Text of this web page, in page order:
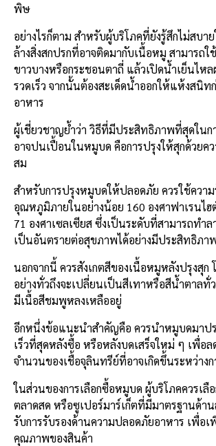
พิษ
อย่างไรก็ตาม สำหรับผู้บริโภคที่ยังรู้สึกไม่สบา
ล้างสิ่งสกปรกที่อาจติดมากับเนื้อหมู สามารถใ
ขาวบางหรือกระชอนตาถี่ แล้วเปิดน้ำเย็นไหล
รวดเร็ว จากนั้นต้องสะเด็ดน้ำออกให้แห้งสนิท
อาหาร
ผู้เชี่ยวชาญย้ำว่า วิธีที่มีประสิทธิภาพที่สุดในก
อาจปนเปื้อนในหมูบด คือการปรุงให้สุกด้วยค
สม
สำหรับการปรุงหมูบดให้ปลอดภัย ควรใช้ควา
อุณหภูมิภายในอย่างน้อย 160 องศาฟาเรนไ
71 องศาเซลเซียส ซึ่งเป็นระดับที่สามารถทำ
เป็นอันตรายต่อสุขภาพได้อย่างมีประสิทธิภาพ
นอกจากนี้ ควรสังเกตสีของเนื้อหมูหลังปรุงสุก
อย่างทั่วถึงจะเปลี่ยนเป็นสีเทาหรือสีน้ำตาลทั่
มีเนื้อสีชมพูหลงเหลืออยู่
อีกหนึ่งข้อแนะนำสำคัญคือ ควรนำหมูบดมาป
เร็วที่สุดหลังซื้อ หรือหลังบดเสร็จใหม่ ๆ เพื่อล
จำนวนของเชื้อจุลินทรีย์ที่อาจเกิดขึ้นระหว่างก
ในส่วนของการเลือกซื้อหมูบด ผู้บริโภคควรเลื
ตลาดสด หรือซูเปอร์มาร์เก็ตที่มีมาตรฐานด้า
รับการรับรองด้านความปลอดภัยอาหาร เพื่อ
คุณภาพของสินค้า